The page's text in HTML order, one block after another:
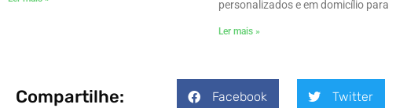
personalizados e em domicílio para
Ler mais »
Compartilhe: Facebook Twitter